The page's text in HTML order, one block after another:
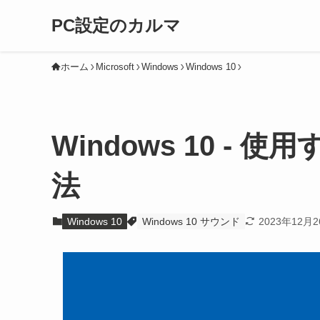
PC設定のカルマ
ホーム Microsoft Windows Windows 10
Windows 10 - 使用
法
Windows 10 Windows 10 サウンド 2023年12月